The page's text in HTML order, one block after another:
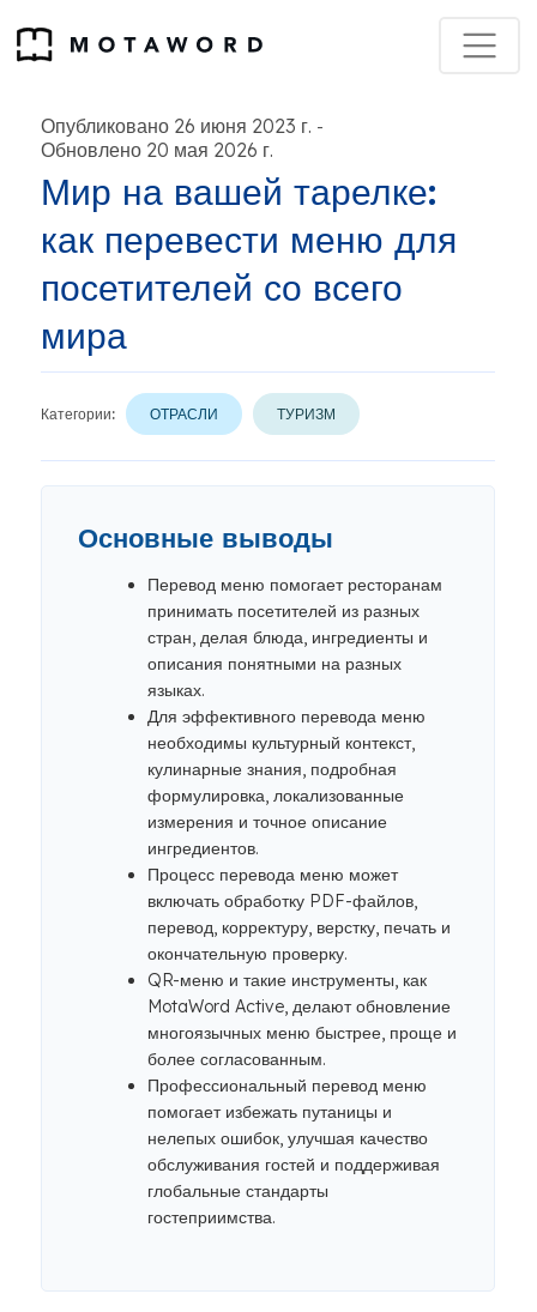
Опубликовано 26 июня 2023 г. -
Обновлено 20 мая 2026 г.
Мир на вашей тарелке:
как перевести меню для
посетителей со всего
мира
Категории: ОТРАСЛИ ТУРИЗМ
Основные выводы
Перевод меню помогает ресторанам
принимать посетителей из разных
стран, делая блюда, ингредиенты и
описания понятными на разных
языках.
Для эффективного перевода меню
необходимы культурный контекст,
кулинарные знания, подробная
формулировка, локализованные
измерения и точное описание
ингредиентов.
Процесс перевода меню может
включать обработку PDF-файлов,
перевод, корректуру, верстку, печать и
окончательную проверку.
QR-меню и такие инструменты, как
MotaWord Active, делают обновление
многоязычных меню быстрее, проще и
более согласованным.
Профессиональный перевод меню
помогает избежать путаницы и
нелепых ошибок, улучшая качество
обслуживания гостей и поддерживая
глобальные стандарты
гостеприимства.